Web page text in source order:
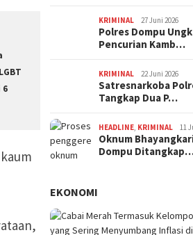
6
KRIMINAL 27 Juni 2026
Polres Dompu
Pencurian Kamb…
KRIMINAL 22 Juni 2026
Satresnarkoba
Tangkap Dua P…
HEADLINE, KRIMINAL 11
Oknum
Dompu
EKONOMI